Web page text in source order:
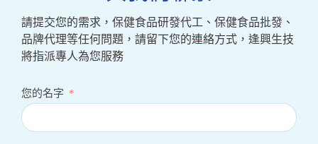
請提交您的需求，保健食品研發代工、保健食品批發、
品牌代理等任何問題，請留下您的連絡方式，逢興生技
將指派專人為您服務
您的名字